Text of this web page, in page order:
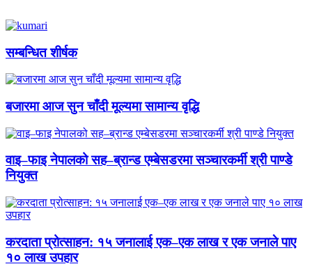
सम्बन्धित शीर्षक
बजारमा आज सुन चाँदी मूल्यमा सामान्य वृद्धि
वाइ–फाइ नेपालको सह–ब्रान्ड एम्बेसडरमा सञ्चारकर्मी श्री पाण्डे
नियुक्त
करदाता प्रोत्साहन: १५ जनालाई एक–एक लाख र एक जनाले पाए
१० लाख उपहार